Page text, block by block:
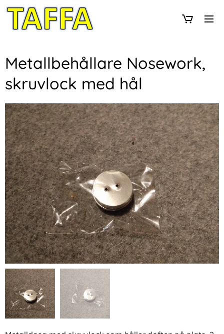
Metallbehållare Nosework,
skruvlock med hål